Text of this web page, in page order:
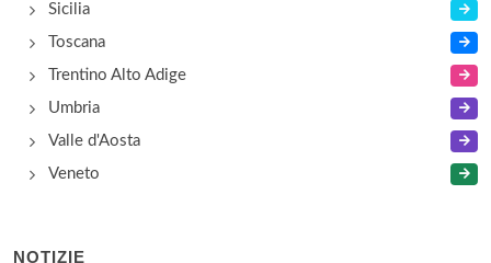
Sicilia
Toscana
Trentino Alto Adige
Umbria
Valle d'Aosta
Veneto
NOTIZIE